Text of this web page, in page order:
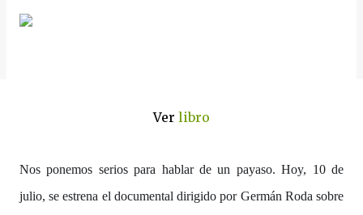
Ver libro
Nos ponemos serios para hablar de un payaso. Hoy, 10 de
julio, se estrena el documental dirigido por Germán Roda sobre